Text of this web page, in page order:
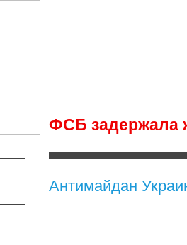
ФСБ задержала
Антимайдан